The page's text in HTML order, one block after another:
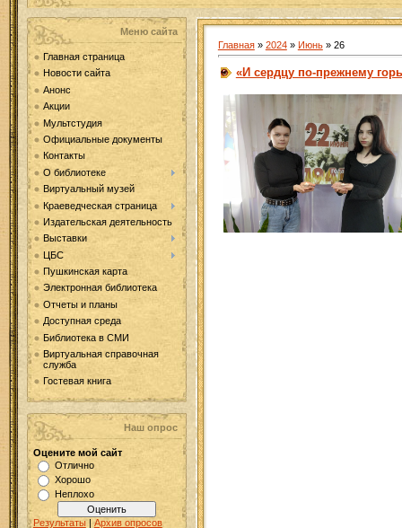
Меню сайта
Главная страница
Новости сайта
Анонс
Акции
Мультстудия
Официальные документы
Контакты
О библиотеке
Виртуальный музей
Краеведческая страница
Издательская деятельность
Выставки
ЦБС
Пушкинская карта
Электронная библиотека
Отчеты и планы
Доступная среда
Библиотека в СМИ
Виртуальная справочная
служба
Гостевая книга
Наш опрос
Оцените мой сайт
Отлично
Хорошо
Неплохо
Результаты | Архив опросов
Главная» 2024 » Июнь » 26
«И сердцу по-прежнему